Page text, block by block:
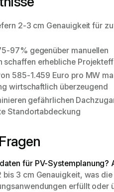
2-3 cm Genauigkeit für
97% gegenüber manuellen
schaffen erhebliche
585-1.459 Euro pro MW
wirtschaftlich überzeugend
gefährlichen
Standortabdeckung
für PV-Systemplanung?
bis 3 cm Genauigkeit, was
erfüllt oder